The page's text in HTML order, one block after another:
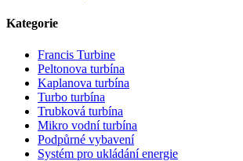
Kategorie
Francis Turbine
Peltonova turbína
Kaplanova turbína
Turbo turbína
Trubková turbína
Mikro vodní turbína
Podpůrné vybavení
Systém pro ukládání energie